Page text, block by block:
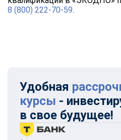
8 (800) 222-70-59.
Удобная
курсы -
в свое будущее!